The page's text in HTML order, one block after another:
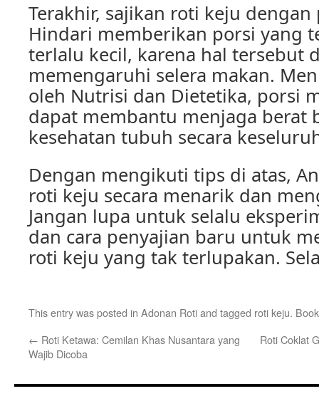
Terakhir, sajikan roti keju dengan
Hindari memberikan porsi yang
terlalu kecil, karena hal tersebut
memengaruhi selera makan.
oleh Nutrisi dan Dietetika, porsi
dapat membantu menjaga berat
kesehatan tubuh secara
Dengan mengikuti tips di atas,
roti keju secara menarik dan
Jangan lupa untuk selalu
dan cara penyajian baru untuk
roti keju yang tak terlupakan.
This entry was posted in Adonan Rotiand tagged roti keju.
← Roti Ketawa: Cemilan Khas Nusantara yang
Wajib Dicoba
Roti Coklat